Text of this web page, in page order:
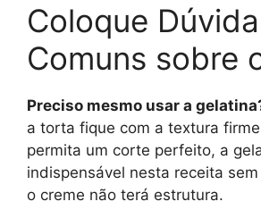
Coloque
Comuns sobre
Preciso mesmo usar a
a torta fique com a textura
permita um corte perfeito, a
indispensável nesta receita
o creme não terá estrutura.